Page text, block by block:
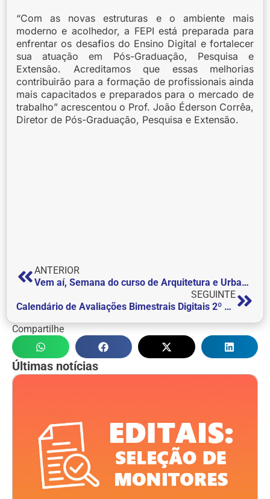
“Com as novas estruturas e o ambiente mais
moderno e acolhedor, a FEPI está preparada para
enfrentar os desafios do Ensino Digital e fortalecer
sua atuação em Pós-Graduação, Pesquisa e
Extensão. Acreditamos que essas melhorias
contribuirão para a formação de profissionais ainda
mais capacitados e preparados para o mercado de
trabalho” acrescentou o Prof. João Éderson Corrêa,
Diretor de Pós-Graduação, Pesquisa e Extensão.
ANTERIOR
Vem aí, Semana do curso de Arquitetura e Urbanismo
SEGUINTE
Calendário de Avaliações Bimestrais Digitais 2º Bimestre | 2023/2
Compartilhe
Últimas notícias